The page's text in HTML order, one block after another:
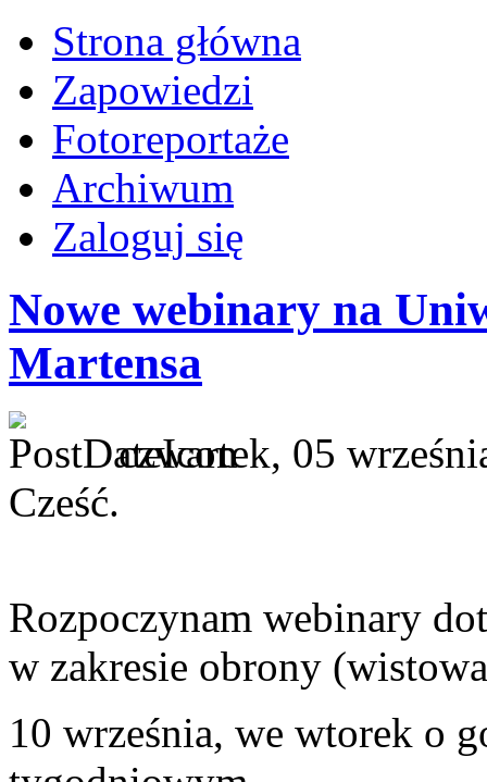
Strona główna
Zapowiedzi
Fotoreportaże
Archiwum
Zaloguj się
Nowe webinary na
Martensa
czwartek, 05
Cześć.
Rozpoczynam webinary
w zakresie obrony
10 września, we wtorek o